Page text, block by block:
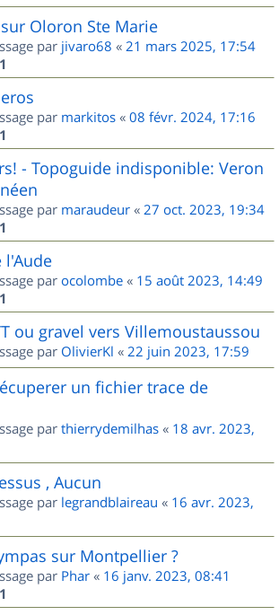
Oloron Ste Marie
par jivaro68 « 21 mars 2025, 17:54
1
par markitos « 08 févr. 2024, 17:16
1
- Topoguide indisponible: Veron
par maraudeur « 27 oct. 2023, 19:34
1
l'Aude
par ocolombe « 15 août 2023, 14:49
1
ou gravel vers Villemoustaussou
par OlivierKl « 22 juin 2023, 17:59
un fichier trace de
par thierrydemilhas « 18 avr. 2023,
, Aucun
par legrandblaireau « 16 avr. 2023,
sur Montpellier ?
par Phar « 16 janv. 2023, 08:41
1